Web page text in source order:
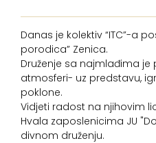
Danas je kolektiv “ITC”-a
porodica” Zenica.
Druženje sa najmlađima je
atmosferi- uz predstavu,
poklone.
Vidjeti radost na njihovim
Hvala zaposlenicima JU
divnom druženju.